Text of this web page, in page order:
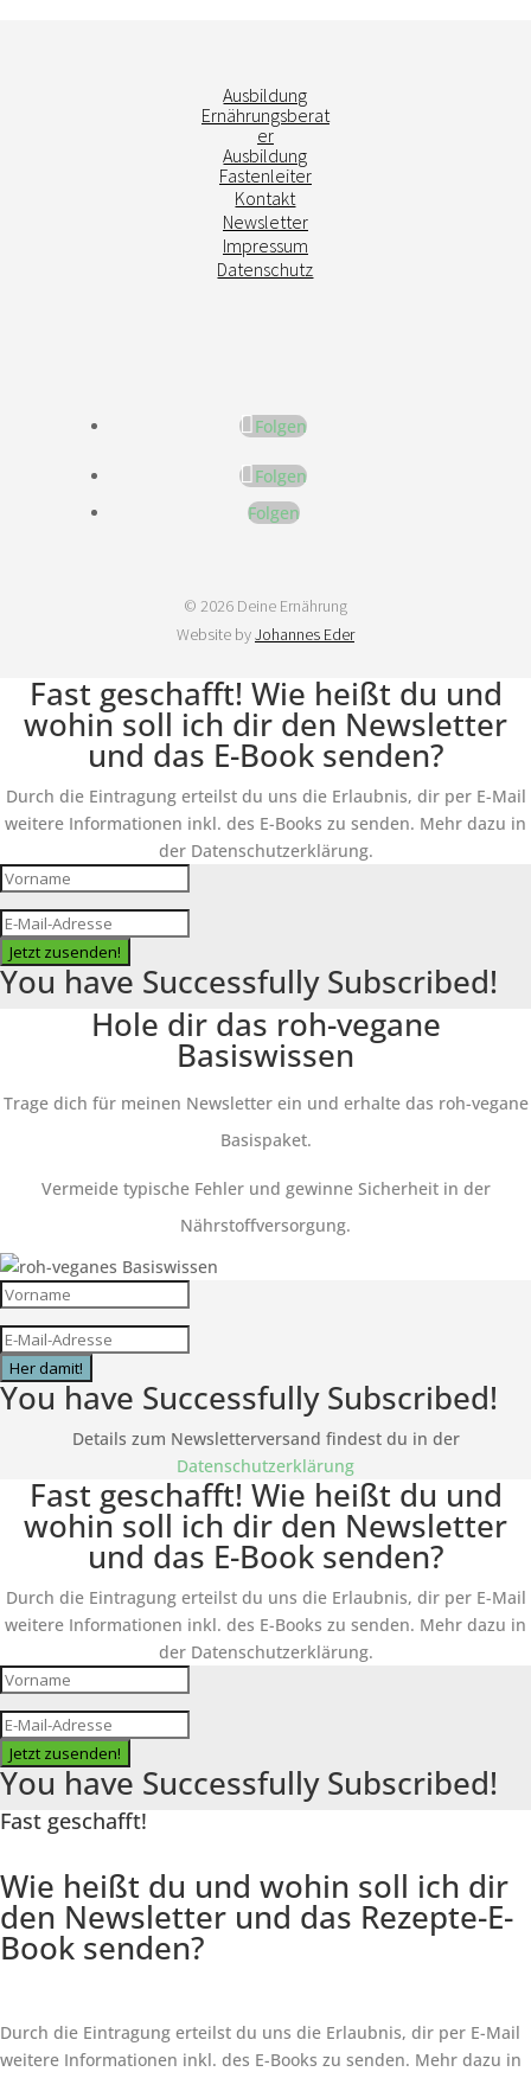
Ausbildung
Ernährungsberat
er
Ausbildung
Fastenleiter
Kontakt
Newsletter
Impressum
Datenschutz
Folgen
Folgen
Folgen
© 2026 Deine Ernährung
Website byJohannes Eder
Fast geschafft! Wie heißt du und
wohin soll ich dir den Newsletter
und das E-Book senden?
Durch die Eintragung erteilst du uns die Erlaubnis, dir per E-Mail
weitere Informationen inkl. des E-Books zu senden. Mehr dazu in
der Datenschutzerklärung.
Jetzt zusenden!
You have Successfully Subscribed!
Hole dir das roh-vegane
Basiswissen
Trage dich für meinen Newsletter ein und erhalte das roh-vegane
Basispaket.
Vermeide typische Fehler und gewinne Sicherheit in der
Nährstoffversorgung.
Her damit!
You have Successfully Subscribed!
Details zum Newsletterversand findest du in der
Datenschutzerklärung
Fast geschafft! Wie heißt du und
wohin soll ich dir den Newsletter
und das E-Book senden?
Durch die Eintragung erteilst du uns die Erlaubnis, dir per E-Mail
weitere Informationen inkl. des E-Books zu senden. Mehr dazu in
der Datenschutzerklärung.
Jetzt zusenden!
You have Successfully Subscribed!
Fast geschafft!
Wie heißt du und wohin soll ich dir
den Newsletter und das Rezepte-E-
Book senden?
Durch die Eintragung erteilst du uns die Erlaubnis, dir per E-Mail
weitere Informationen inkl. des E-Books zu senden. Mehr dazu in